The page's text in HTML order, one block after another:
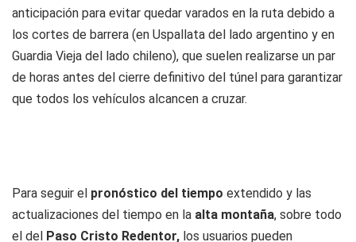
anticipación para evitar quedar varados en la ruta debido a
los cortes de barrera (en Uspallata del lado argentino y en
Guardia Vieja del lado chileno), que suelen realizarse un par
de horas antes del cierre definitivo del túnel para garantizar
que todos los vehículos alcancen a cruzar.
Para seguir el pronóstico del tiempo extendido y las
actualizaciones del tiempo en la alta montaña, sobre todo
el del Paso Cristo Redentor, los usuarios pueden